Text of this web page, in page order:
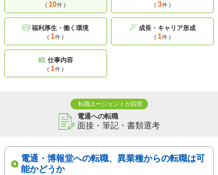
( 10件 ) ( 3件 )
福利厚生・働く環境
( 1件 )
成長・キャリア形成
( 1件 )
仕事内容
( 1件 )
転職エージェントが回答
電通への転職
面接・筆記・書類選考
電通・博報堂への転職、異業種からの転職は可
能かどうか